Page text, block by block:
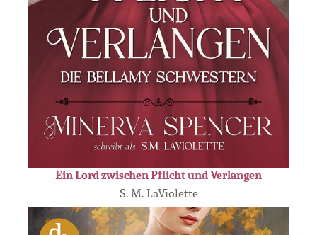
Ein Lord zwischen Pflicht und Verlangen
S. M. LaViolette